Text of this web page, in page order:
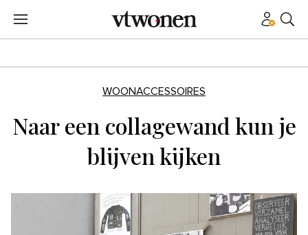
WOONACCESSOIRES
Naar een collagewand kun je
blijven kijken